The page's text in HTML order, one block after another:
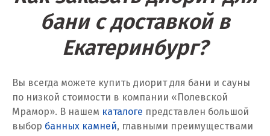
Краснотурьинск
Красноуфимск
Крым
Кузино
бани с доставкой в
Екатеринбург?
Вы всегда можете купить диорит для бани и сауны
по низкой стоимости в компании «Полевской
Мрамор». В нашем каталоге представлен большой
выбор банных камней, главными преимуществами